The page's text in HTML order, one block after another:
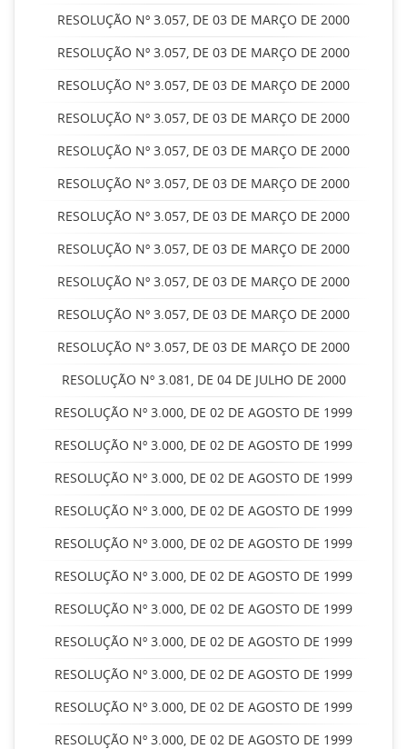
RESOLUÇÃO Nº 3.057, DE 03 DE MARÇO DE 2000
RESOLUÇÃO Nº 3.057, DE 03 DE MARÇO DE 2000
RESOLUÇÃO Nº 3.057, DE 03 DE MARÇO DE 2000
RESOLUÇÃO Nº 3.057, DE 03 DE MARÇO DE 2000
RESOLUÇÃO Nº 3.057, DE 03 DE MARÇO DE 2000
RESOLUÇÃO Nº 3.057, DE 03 DE MARÇO DE 2000
RESOLUÇÃO Nº 3.057, DE 03 DE MARÇO DE 2000
RESOLUÇÃO Nº 3.057, DE 03 DE MARÇO DE 2000
RESOLUÇÃO Nº 3.057, DE 03 DE MARÇO DE 2000
RESOLUÇÃO Nº 3.057, DE 03 DE MARÇO DE 2000
RESOLUÇÃO Nº 3.057, DE 03 DE MARÇO DE 2000
RESOLUÇÃO Nº 3.081, DE 04 DE JULHO DE 2000
RESOLUÇÃO Nº 3.000, DE 02 DE AGOSTO DE 1999
RESOLUÇÃO Nº 3.000, DE 02 DE AGOSTO DE 1999
RESOLUÇÃO Nº 3.000, DE 02 DE AGOSTO DE 1999
RESOLUÇÃO Nº 3.000, DE 02 DE AGOSTO DE 1999
RESOLUÇÃO Nº 3.000, DE 02 DE AGOSTO DE 1999
RESOLUÇÃO Nº 3.000, DE 02 DE AGOSTO DE 1999
RESOLUÇÃO Nº 3.000, DE 02 DE AGOSTO DE 1999
RESOLUÇÃO Nº 3.000, DE 02 DE AGOSTO DE 1999
RESOLUÇÃO Nº 3.000, DE 02 DE AGOSTO DE 1999
RESOLUÇÃO Nº 3.000, DE 02 DE AGOSTO DE 1999
RESOLUÇÃO Nº 3.000, DE 02 DE AGOSTO DE 1999